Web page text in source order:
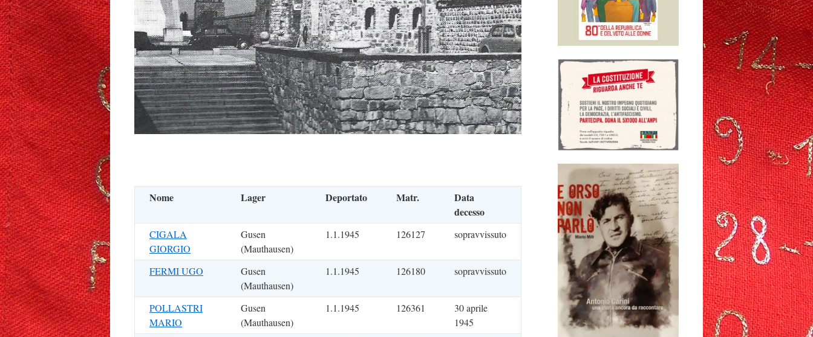
Nome Lager Deportato Matr.
Data
decesso
CIGALA
GIORGIO
Gusen
(Mauthausen)
1.1.1945 126127 sopravvissuto
FERMI UGO
Gusen
(Mauthausen)
1.1.1945 126180 sopravvissuto
POLLASTRI
MARIO
Gusen
(Mauthausen)
1.1.1945 126361
30 aprile
1945